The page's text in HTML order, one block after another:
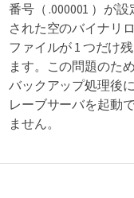
番号（ .000001 ）が設
された空のバイナリ
ファイルが 1 つだけ残
ます。この問題のため
バックアップ処理後
レーブサーバを起動
ません。